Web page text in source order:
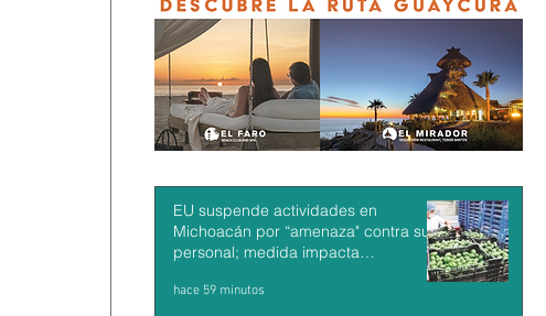
EU suspende actividades en
Michoacán por “amenaza" contra su
personal; medida impacta
exportaciones de aguacate mexicano
hace 59 minutos